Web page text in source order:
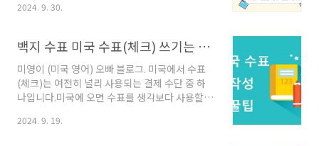
"-our" vs. "-or"영국 영어: colour, honour,
음은 대체로 미국식 영어 발음 인것 같습니다. 특
사용하면, 이를 '버터같다'고 표현하며 영어를 잘
한다고 생각하는 경향이 있죠.그만큼 연음과 부
드러운 발음이 영어 실력의 척도로 여겨지곤 합
니다.영국 영어(British English, BrE)와 미국
영어(American English, AmE)는 여러면서에
(British English, BrE)와 미국 영어
2024. 9. 30.
백지 수표 미국 수표(체크) 쓰기는 방법(실전 응용편)과 미국은행 알아보기/ATM 기계에 미국 수표 (check) 입금과 은행 앱 기능과 사용 쉽게 알아보기
미영이 (미국 영어) 오빠 블로그. 미국에서 수표
(체크)는 여전히 널리 사용되는 결제 수단 중 하
나입니다.미국에 오면 수표를 생각보다 사용할
중화되었지만, 특정 상황에서는 여전히 수표를
2024. 9. 19.